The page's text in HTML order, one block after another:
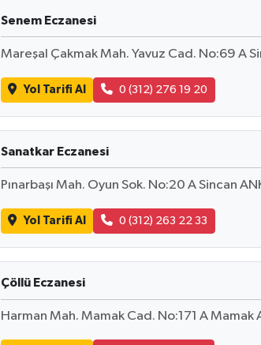
Senem Eczanesi
Mareşal Çakmak Mah. Yavuz Cad. No:69 A
Yol Tarifi Al 0 (312) 276 19 20
Sanatkar Eczanesi
Pınarbaşı Mah. Oyun Sok. No:20 A Sincan
Yol Tarifi Al 0 (312) 263 22 33
Çöllü Eczanesi
Harman Mah. Mamak Cad. No:171 A Mamak